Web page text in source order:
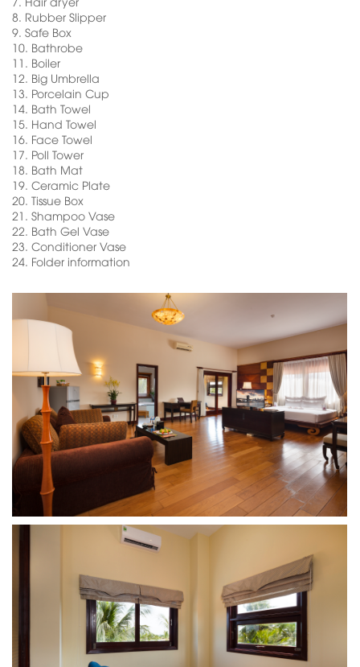
8. Rubber Slipper
9. Safe Box
10. Bathrobe
11. Boiler
12. Big Umbrella
13. Porcelain Cup
14. Bath Towel
15. Hand Towel
16. Face Towel
17. Poll Tower
18. Bath Mat
19. Ceramic Plate
20. Tissue Box
21. Shampoo Vase
22. Bath Gel Vase
23. Conditioner Vase
24. Folder information